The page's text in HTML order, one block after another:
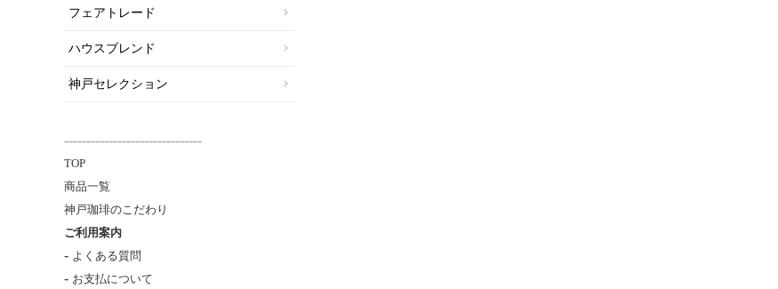
フェアトレード
ハウスブレンド
神戸セレクション
-------------------------------
TOP
商品一覧
神戸珈琲のこだわり
ご利用案内
- よくある質問
- お支払について